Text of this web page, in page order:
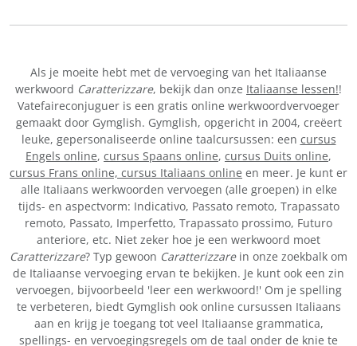
Als je moeite hebt met de vervoeging van het Italiaanse
werkwoord Caratterizzare, bekijk dan onze Italiaanse lessen!!
Vatefaireconjuguer is een gratis online werkwoordvervoeger
gemaakt door Gymglish. Gymglish, opgericht in 2004, creëert
leuke, gepersonaliseerde online taalcursussen: een cursus
Engels online, cursus Spaans online, cursus Duits online,
cursus Frans online, cursus Italiaans online en meer. Je kunt er
alle Italiaans werkwoorden vervoegen (alle groepen) in elke
tijds- en aspectvorm: Indicativo, Passato remoto, Trapassato
remoto, Passato, Imperfetto, Trapassato prossimo, Futuro
anteriore, etc. Niet zeker hoe je een werkwoord moet
Caratterizzare? Typ gewoon Caratterizzarein onze zoekbalk om
de Italiaanse vervoeging ervan te bekijken. Je kunt ook een zin
vervoegen, bijvoorbeeld 'leer een werkwoord!' Om je spelling
te verbeteren, biedt Gymglish ook online cursussen Italiaans
aan en krijg je toegang tot veel Italiaanse grammatica,
spellings- en vervoegingsregels om de taal onder de knie te